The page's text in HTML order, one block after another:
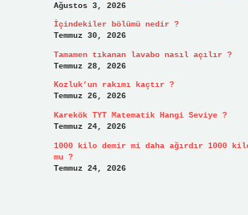
Ağustos 3, 2026
İçindekiler bölümü nedir ?
Temmuz 30, 2026
Tamamen tıkanan lavabo nasıl açılır ?
Temmuz 28, 2026
Kozluk’un rakımı kaçtır ?
Temmuz 26, 2026
Karekök TYT Matematik Hangi Seviye ?
Temmuz 24, 2026
1000 kilo demir mi daha ağırdır 1000 kilo
mu ?
Temmuz 24, 2026